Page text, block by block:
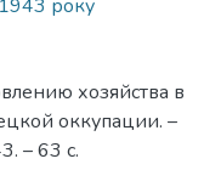
року
хозяйства в
оккупации. –
– 63 с.